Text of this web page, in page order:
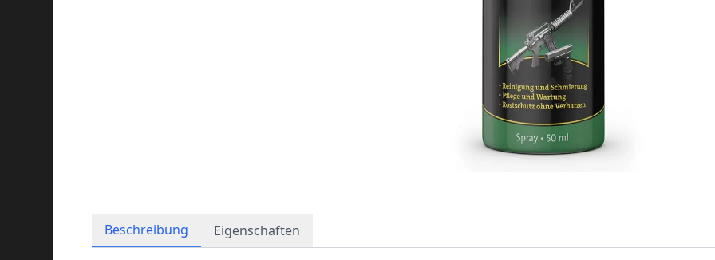
Beschreibung Eigenschaften